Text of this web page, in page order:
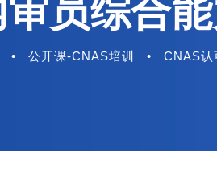
员综合
• 公开课-CNAS培训 • CNAS认